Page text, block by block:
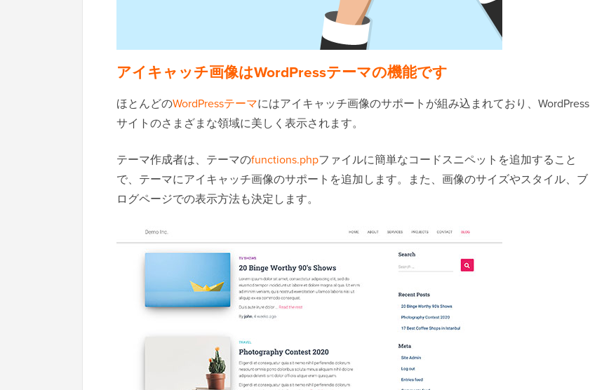
アイキャッチ画像はWordPressテーマの機能です
ほとんどのWordPressテーマにはアイキャッチ画像のサポートが組み込まれており、WordPress
サイトのさまざまな領域に美しく表示されます。
テーマ作成者は、テーマのfunctions.phpファイルに簡単なコードスニペットを追加すること
で、テーマにアイキャッチ画像のサポートを追加します。また、画像のサイズやスタイル、ブ
ログページでの表示方法も決定します。